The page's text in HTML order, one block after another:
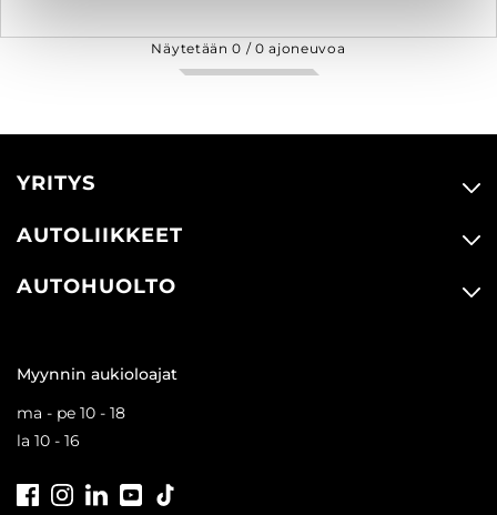
Näytetään0 /0 ajoneuvoa
YRITYS
AUTOLIIKKEET
AUTOHUOLTO
Myynnin aukioloajat
ma - pe 10 - 18
la 10 - 16
FacebookInstagramLinkedInYoutube